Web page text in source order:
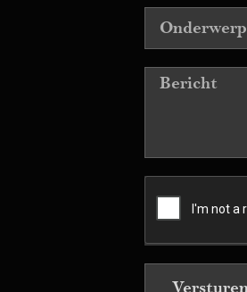
Versturen